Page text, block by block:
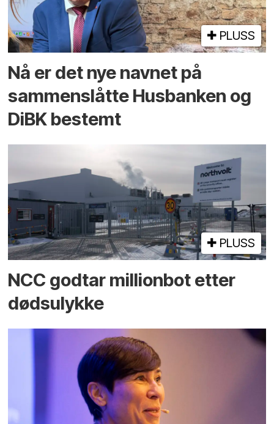
PLUSS
Nå er det nye navnet på
sammenslåtte Husbanken og
DiBK bestemt
PLUSS
NCC godtar millionbot etter
dødsulykke